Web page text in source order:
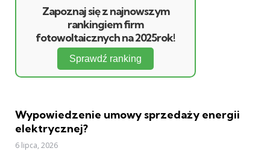
Zapoznaj się z najnowszym
rankingiem firm
fotowoltaicznych na 2025rok!
Sprawdź ranking
Wypowiedzenie umowy sprzedaży energii
elektrycznej?
6 lipca, 2026